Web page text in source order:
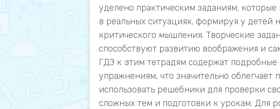
уделено практическим заданиям,
в реальных ситуациях, формируя у детей
критического мышления. Творческие
способствуют развитию воображения и
ГДЗ к этим тетрадям содержат
упражнениям, что значительно облегчает
использовать решебники для проверки
сложных тем и подготовки к урокам. Для